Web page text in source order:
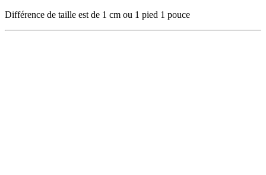
Différence de taille est de 1 cm ou 1 pied 1 pouce